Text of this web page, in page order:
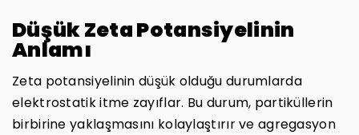
Düşük Zeta Potansiyelinin
Anlamı
Zeta potansiyelinin düşük olduğu durumlarda
elektrostatik itme zayıflar. Bu durum, partiküllerin
birbirine yaklaşmasını kolaylaştırır ve agregasyon